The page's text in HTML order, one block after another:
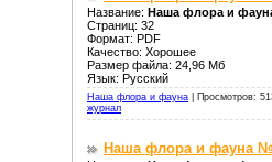
Название: Наша флора и
Страниц: 32
Формат: PDF
Качество: Хорошее
Размер файла: 24,96 Мб
Язык: Русский
Наша флора и фауна
Просмотров:
журнал
Наша флора и фауна